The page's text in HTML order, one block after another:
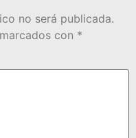
no será publicada.
con *